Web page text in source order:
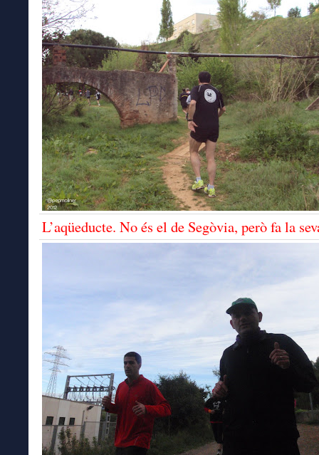
L’aqüeducte. No és el de Segòvia, però fa la